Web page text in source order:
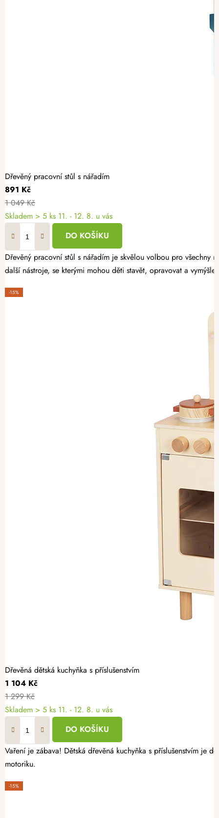
Dřevěný pracovní stůl s nářadím
891 Kč
1 049 Kč
Skladem > 5 ks 11. - 12. 8. u vás
DO KOŠÍKU
Dřevěný pracovní stůl s nářadím je skvělou volbou pro
další nástroje, se kterými mohou děti stavět, opravovat a
-15%
Dřevěná dětská kuchyňka s příslušenstvím
1 104 Kč
1 299 Kč
Skladem > 5 ks 11. - 12. 8. u vás
DO KOŠÍKU
Vaření je zábava! Dětská dřevěná kuchyňka s příslušenstvím je
motoriku.
-15%